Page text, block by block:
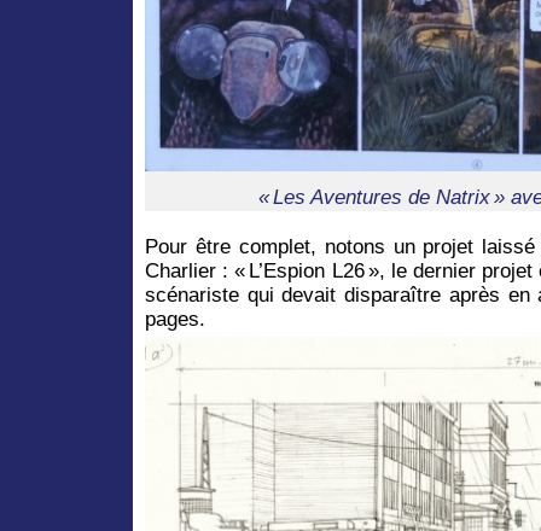
« Les Aventures de Natrix »
Pour être complet, notons un projet
Charlier : « L’Espion L26 », le dernier
scénariste qui devait disparaître après
pages.